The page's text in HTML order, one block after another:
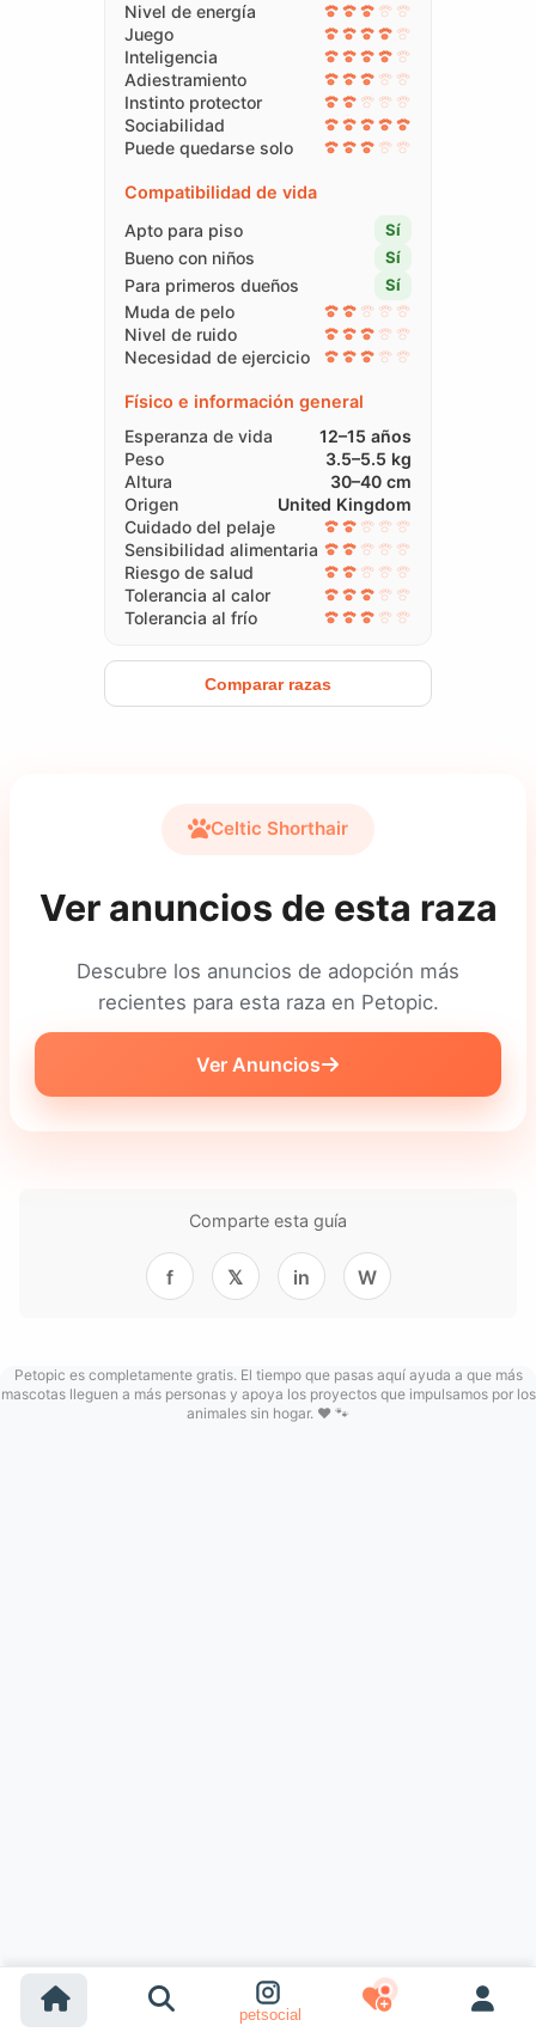
petsocial
Nivel de energía
Juego
Inteligencia
Adiestramiento
Instinto protector
Sociabilidad
Puede quedarse solo
Compatibilidad de vida
Apto para piso
Sí
Bueno con niños Sí
Para primeros dueños Sí
Muda de pelo
Nivel de ruido
Necesidad de ejercicio
Físico e información general
Esperanza de vida
12–15 años
Peso
3.5–5.5 kg
Altura
30–40 cm
Origen
United Kingdom
Cuidado del pelaje
Sensibilidad alimentaria
Riesgo de salud
Tolerancia al calor
Tolerancia al frío
Comparar razas
Celtic Shorthair
Ver anuncios de esta raza
Descubre los anuncios de adopción más
recientes para esta raza en Petopic.
Ver Anuncios
Comparte esta guía
f 𝕏 in W
Petopic es completamente gratis. El tiempo que pasas aquí ayuda a que más
mascotas lleguen a más personas y apoya los proyectos que impulsamos por los
animales sin hogar. ❤️ 🐾